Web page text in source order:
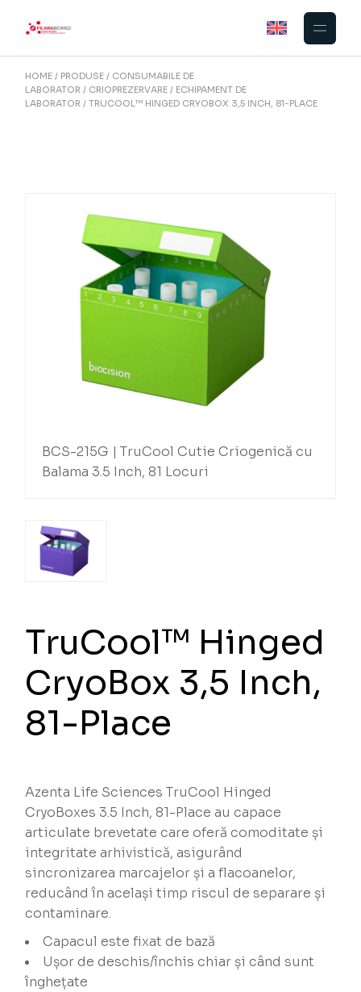
HOME PRODUSE
CONSUMABILE DE
LABORATOR
CRIOPREZERVARE
ECHIPAMENT DE
LABORATOR
TRUCOOL™ HINGED CRYOBOX 3,5 INCH, 81-PLACE
BCS-215G | TruCool Cutie Criogenică cu
Balama 3.5 Inch, 81 Locuri
TruCool™ Hinged
CryoBox 3,5 Inch,
81-Place
Azenta Life Sciences TruCool Hinged
CryoBoxes 3.5 Inch, 81-Place au capace
articulate brevetate care oferă comoditate și
integritate arhivistică, asigurând
sincronizarea marcajelor și a flacoanelor,
reducând în același timp riscul de separare și
contaminare.
Capacul este fixat de bază
Ușor de deschis/închis chiar și când sunt
înghețate